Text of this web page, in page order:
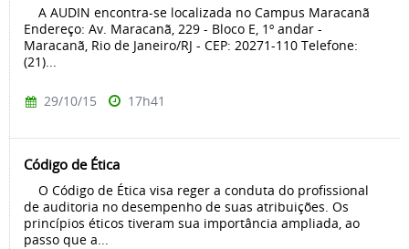
A AUDIN encontra-se localizada no Campus Maracanã
Endereço: Av. Maracanã, 229 - Bloco E, 1º andar -
Maracanã, Rio de Janeiro/RJ - CEP: 20271-110 Telefone:
(21)...
29/10/15 17h41
Código de Ética
O Código de Ética visa reger a conduta do profissional
de auditoria no desempenho de suas atribuições. Os
princípios éticos tiveram sua importância ampliada, ao
passo que a...